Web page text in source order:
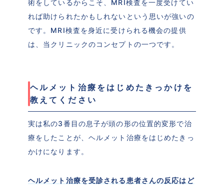
術をしているからこそ、MRI検査を一度受けてい
れば助けられたかもしれないという思いが強いの
です。MRI検査を身近に受けられる機会の提供
は、当クリニックのコンセプトの一つです。
ヘルメット治療をはじめたきっかけを
教えてください
実は私の3番目の息子が頭の形の位置的変形で治
療をしたことが、ヘルメット治療をはじめたきっ
かけになります。
ヘルメット治療を受診される患者さんの反応はど